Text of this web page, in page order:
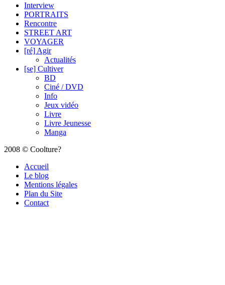
Interview
PORTRAITS
Rencontre
STREET ART
VOYAGER
[ré] Agir
Actualités
[se] Cultiver
BD
Ciné / DVD
Info
Jeux vidéo
Livre
Livre Jeunesse
Manga
2008 © Coolture?
Accueil
Le blog
Mentions légales
Plan du Site
Contact